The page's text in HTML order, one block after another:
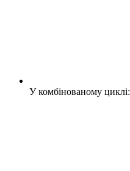
У комбінованому циклі: